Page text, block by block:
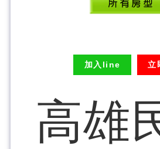
加入line 立
高雄